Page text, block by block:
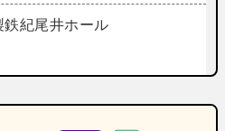
鉄紀尾井ホール